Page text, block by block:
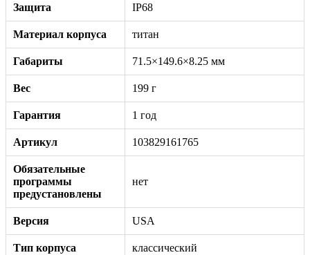
Защита IP68
Материал корпуса титан
Габариты 71.5×149.6×8.25 мм
Вес 199 г
Гарантия 1 год
Артикул 103829161765
Обязательные
программы
предустановлены
нет
Версия USA
Тип корпуса классический